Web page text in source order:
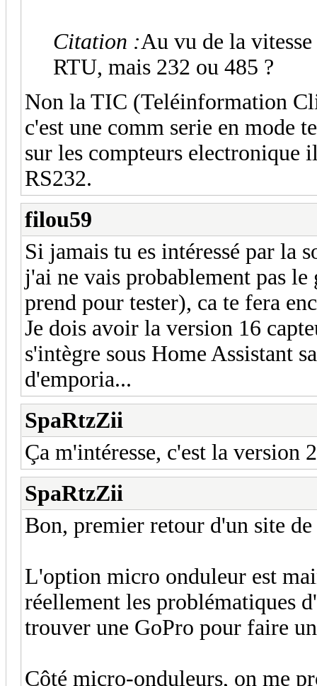
Citation :Au vu de la
RTU, mais 232 ou 485 ?
Non la TIC (Teléinformation
c'est une comm serie en mode
sur les compteurs electronique
RS232.
filou59
Si jamais tu es intéressé par la
j'ai ne vais probablement pas
prend pour tester), ca te fera
Je dois avoir la version 16
s'intègre sous Home Assistant
d'emporia...
SpaRtzZii
Ça m'intéresse, c'est la version
SpaRtzZii
Bon, premier retour d'un site
L'option micro onduleur est
réellement les problématiques
trouver une GoPro pour faire
Côté micro-onduleurs, on me